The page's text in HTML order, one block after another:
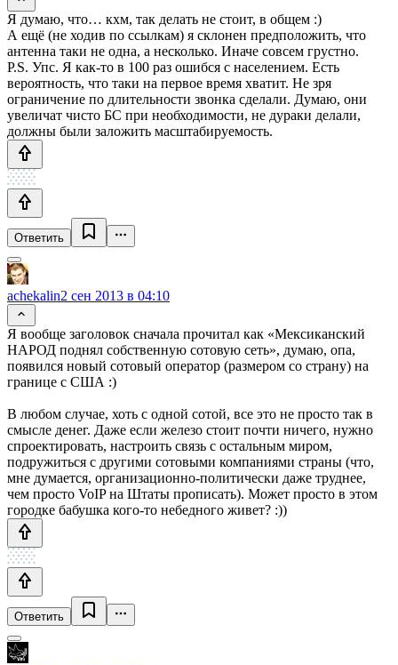
Я думаю, что… кхм, так делать не стоит, в общем :)
А ещё (не ходив по ссылкам) я склонен предположить, что
антенна таки не одна, а несколько. Иначе совсем грустно.
P.S. Упс. Я как-то в 100 раз ошибся с населением. Есть
вероятность, что таки на первое время хватит. Не зря
ограничение по длительности звонка сделали. Думаю, они
увеличат чисто БС при необходимости, не дураки делали,
должны были заложить масштабируемость.
Ответить
achekalin2 сен 2013 в 04:10
Я вообще заголовок сначала прочитал как «Мексиканский
НАРОД поднял собственную сотовую сеть», думаю, опа,
появился новый сотовый оператор (размером со страну) на
границе с США :)
В любом случае, хоть с одной сотой, все это не просто так в
смысле денег. Даже если железо стоит почти ничего, нужно
спроектировать, настроить связь с остальным миром,
подружиться с другими сотовыми компаниями страны (что,
мне думается, организационно-политически даже труднее,
чем просто VoIP на Штаты прописать). Может просто в этом
городке бабушка кого-то небедного живет? :))
Ответить